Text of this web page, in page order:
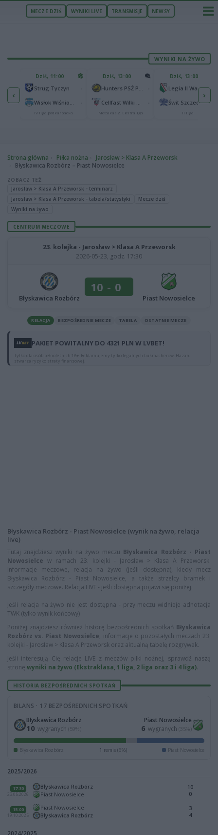
MECZE DZIŚ WYNIKI LIVE TRANSMISJE NEWSY
WYNIKI NA ŻYWO
‹
Podbeskidzie Bielsko-Biała2
2
Dziś, 11:00
Strug Tyczyn
IV liga podkarpacka
Dziś, 13:00
Metalkas 2. Ekstraliga
Dziś, 13:00
Legia II Warszawa
Świt Szczecin
II liga
›
Strona główna Piłka nożna
Jarosław > Klasa A Przeworsk
Błyskawica Rozbórz – Piast Nowosielce
ZOBACZ TEŻ
Jarosław > Klasa A Przeworsk - terminarz
Jarosław > Klasa A Przeworsk - tabela/statystyki
Mecze dziś
Wyniki na żywo
CENTRUM MECZOWE
23. kolejka - Jarosław > Klasa A Przeworsk
2026-05-23, godz. 17:30
Błyskawica Rozbórz
10 - 0
Piast Nowosielce
RELACJA BEZPOŚREDNIE MECZE TABELA OSTATNIE MECZE
PAKIET POWITALNY DO 4321 PLN W LVBET!
Tylko dla osób pełnoletnich 18+. Reklamujemy tylko legalnych bukmacherów. Hazard
stwarza ryzyko straty finansowej.
Błyskawica Rozbórz - Piast Nowosielce (wynik na żywo, relacja
live)
Tutaj znajdziesz wyniki na żywo meczu Błyskawica Rozbórz - Piast
Nowosielce w ramach 23. kolejki - Jarosław > Klasa A Przeworsk.
Informacje meczowe, relacja na żywo (jeśli dostępna), kiedy mecz
Błyskawica Rozbórz - Piast Nowosielce, a także strzelcy bramek i
szczegóły meczowe. Relacja LIVE - jeśli dostępna pojawi się poniżej.
Jeśli relacja na żywo nie jest dostępna - przy meczu widnieje adnotacja
TWK (tylko wynik końcowy)
Poniżej znajdziesz również historę bezpośrednich spotkań Błyskawica
Rozbórz vs. Piast Nowosielce, informacje o pozostałych meczach 23.
kolejki - Jarosław > Klasa A Przeworsk oraz aktualną tabelę rozgrywek.
Jeśli interesują Cię relacje LIVE z meczów piłki nożnej, sprawdź naszą
stronę wyniki na żywo (Ekstraklasa, 1 liga, 2 liga oraz 3 i 4 liga).
HISTORIA BEZPOŚREDNICH SPOTKAŃ
BILANS · 17 BEZPOŚREDNICH SPOTKAŃ
Błyskawica Rozbórz
10 wygranych (59%)
Piast Nowosielce
6 wygranych (35%)
Błyskawica Rozbórz 1 remis (6%) Piast Nowosielce
2025/2026
17:30
23.05.2026
Błyskawica Rozbórz
Piast Nowosielce
10
0
15:00
19.10.2025
Piast Nowosielce
Błyskawica Rozbórz
3
4
2024/2025